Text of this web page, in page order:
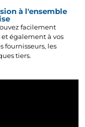
à l'ensemble
facilement
et également à vos
fournisseurs, les
tiers.